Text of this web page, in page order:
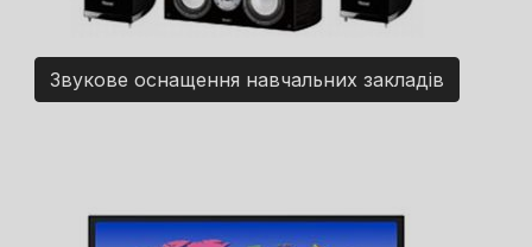
Звукове оснащення навчальних закладів